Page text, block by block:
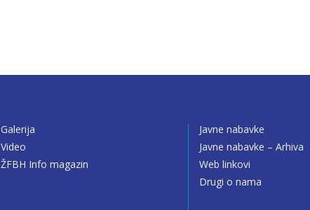
Galerija
Video
ŽFBH Info magazin
Javne nabavke
Javne nabavke – Arhiva
Web linkovi
Drugi o nama